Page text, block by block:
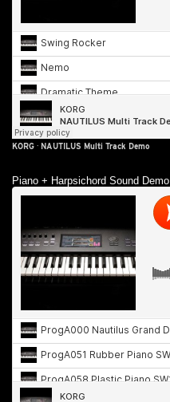
KORG · NAUTILUS Multi Track Demo
Piano + Harpsichord Sound Demo